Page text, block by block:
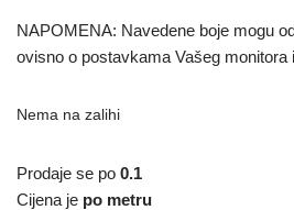
NAPOMENA: Navedene boje mogu
ovisno o postavkama Vašeg monitora
Nema na zalihi
Prodaje se po 0.1
Cijena je po metru